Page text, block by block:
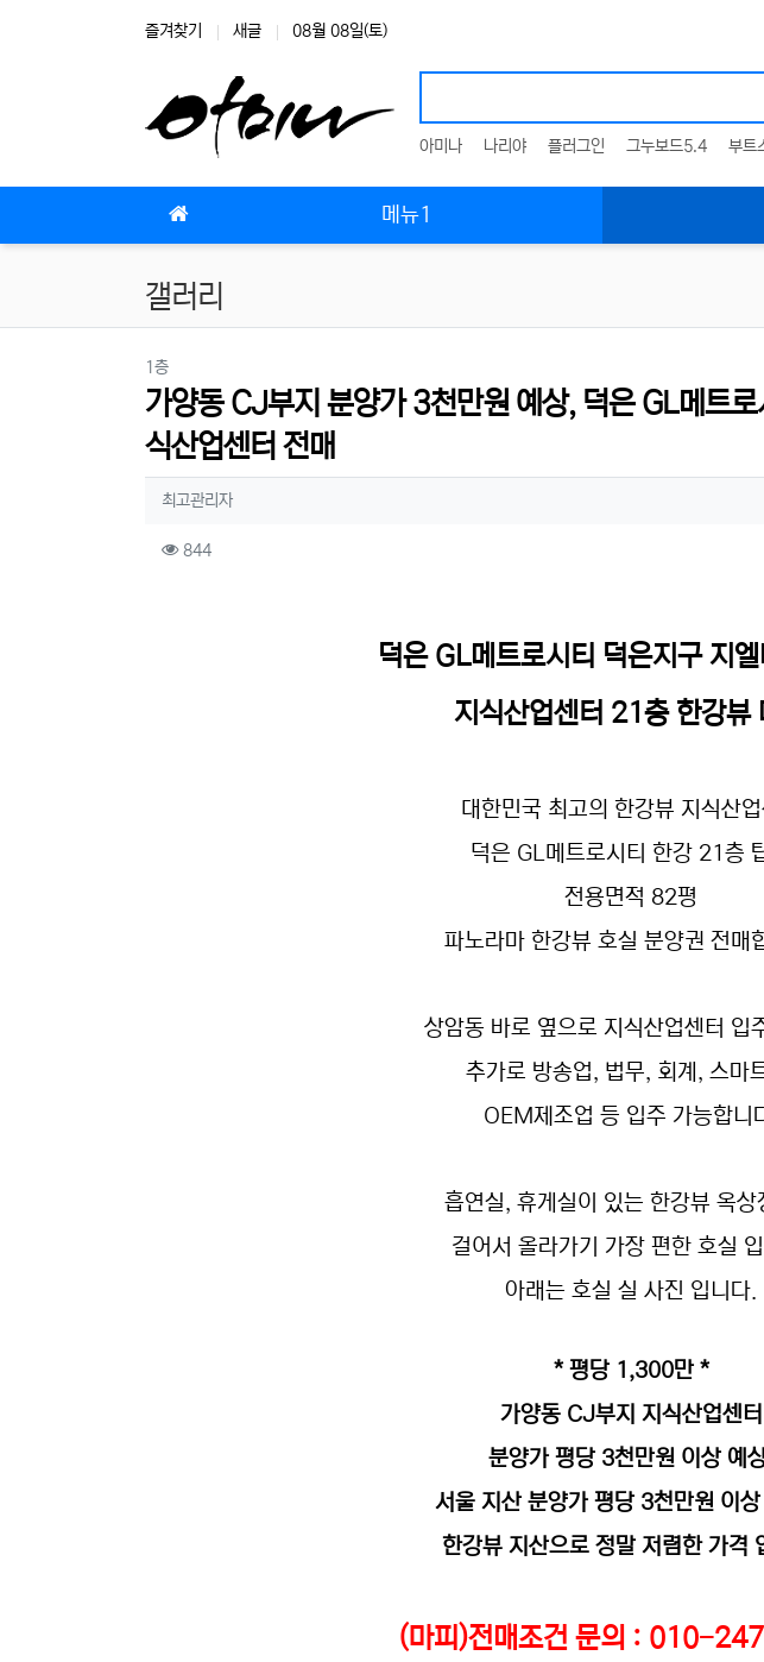
즐겨찾기 새글 08월 08일(토)
아미나 나리야 플러그인 그누보드5.4 부트
메뉴1
갤러리
1층분류
가양동 CJ부지 분양가 3천만원 예상, 덕은 GL메트
식산업센터 전매
작성자 정보
최고관리자작성
컨텐츠 정보
844조회
덕은 GL메트로시티 덕은지구 지엘
지식산업센터 21층 한강뷰
대한민국 최고의 한강뷰 지식산업
덕은 GL메트로시티 한강 21층
전용면적 82평
파노라마 한강뷰 호실 분양권 전매
상암동 바로 옆으로 지식산업센터 입
추가로 방송업, 법무, 회계, 스마
OEM제조업 등 입주 가능합니
흡연실, 휴게실이 있는 한강뷰 옥상
걸어서 올라가기 가장 편한 호실 입
아래는 호실 실 사진 입니다.
* 평당 1,300만 *
가양동 CJ부지 지식산업센터
분양가 평당 3천만원 이상 예
서울 지산 분양가 평당 3천만원 이상
한강뷰 지산으로 정말 저렴한 가격
(마피)전매조건 문의 : 010-